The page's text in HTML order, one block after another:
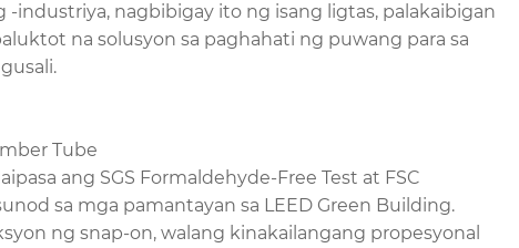
-industriya, nagbibigay ito ng isang ligtas, palakaibigan
na solusyon sa paghahati ng puwang para sa
Tube
ang SGS Formaldehyde-Free Test at FSC
sa mga pamantayan sa LEED Green Building.
ng snap-on, walang kinakailangang propesyonal